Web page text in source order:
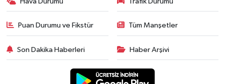
Puan Durumu ve Fikstür Tüm Manşetler
Son Dakika Haberleri Haber Arşivi